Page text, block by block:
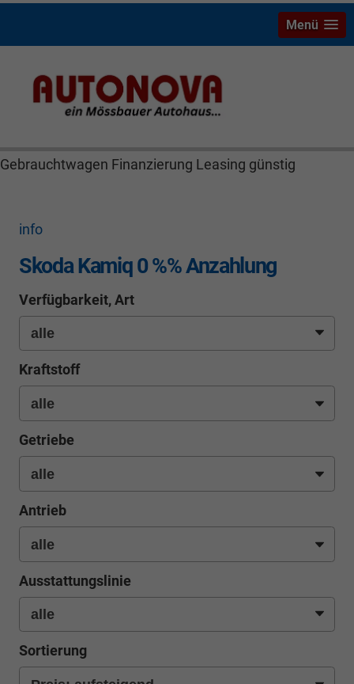
Skoda Kamiq Mössbauer Autonova Bayreuth Brucker
MGS Räthel Marktredwitz Wiesau Wunsiedel Hof
Gebrauchtwagen Finanzierung Leasing günstig
Menü
info
Skoda Kamiq 0 %% Anzahlung
Verfügbarkeit, Art
Kraftstoff
Getriebe
Antrieb
Ausstattungslinie
Sortierung